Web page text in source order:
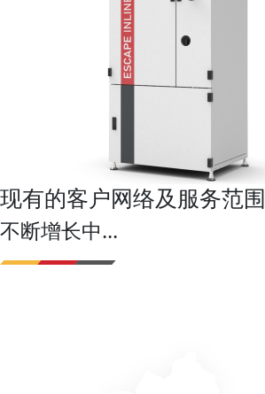
现有的客户网络及服务范围
不断增长中...